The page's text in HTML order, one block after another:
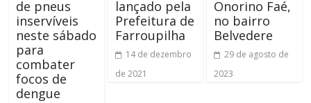
de pneus
inservíveis
neste sábado
para
combater
focos de
dengue
lançado pela
Prefeitura de
Farroupilha
14 de dezembro
de 2021
Onorino Faé,
no bairro
Belvedere
29 de agosto de
2023